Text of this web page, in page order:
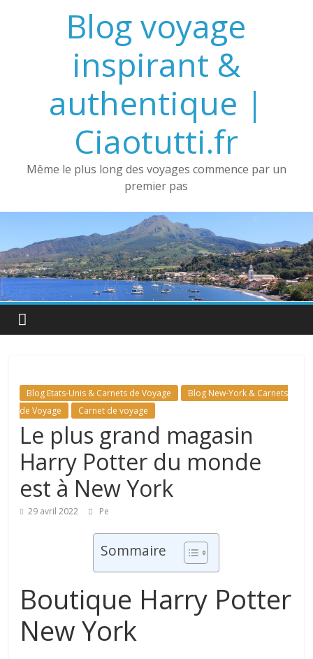
Blog voyage
inspirant &
authentique |
Ciaotutti.fr
Même le plus long des voyages commence par un
premier pas
Blog Etats-Unis & Carnets de Voyage
Blog New-York & Carnets
de Voyage
Carnet de voyage
Le plus grand magasin
Harry Potter du monde
est à New York
29 avril 2022 Pe
Sommaire
Boutique Harry Potter
New York